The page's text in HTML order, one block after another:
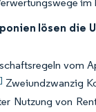
lösen die
vom
Zweiundzwanzig
Nutzung von